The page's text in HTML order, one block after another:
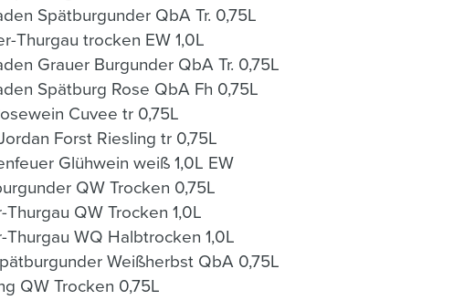
Spätburgunder QbA Tr. 0,75L
Thurgau trocken EW 1,0L
Grauer Burgunder QbA Tr. 0,75L
Spätburg Rose QbA Fh 0,75L
Cuvee tr 0,75L
Forst Riesling tr 0,75L
Glühwein weiß 1,0L EW
QW Trocken 0,75L
Thurgau QW Trocken 1,0L
Thurgau WQ Halbtrocken 1,0L
Weißherbst QbA 0,75L
QW Trocken 0,75L